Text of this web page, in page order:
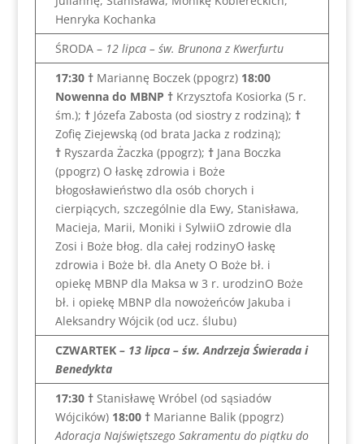
Henryka Kochanka
ŚRODA –12 lipca – św. Brunona z Kwerfurtu
17:30 † Mariannę Boczek (ppogrz) 18:00
Nowenna do MBNP † Krzysztofa Kosiorka (5 r.
śm.); † Józefa Zabosta (od siostry z rodziną); †
Zofię Ziejewską (od brata Jacka z rodziną);
† Ryszarda Żaczka (ppogrz); † Jana Boczka
(ppogrz) O łaskę zdrowia i Boże
błogosławieństwo dla osób chorych i
cierpiących, szczególnie dla Ewy, Stanisława,
Macieja, Marii, Moniki i SylwiiO zdrowie dla
Zosi i Boże błog. dla całej rodzinyO łaskę
zdrowia i Boże bł. dla Anety O Boże bł. i
opiekę MBNP dla Maksa w 3 r. urodzinO Boże
bł. i opiekę MBNP dla nowożeńców Jakuba i
Aleksandry Wójcik (od ucz. ślubu)
CZWARTEK – 13 lipca – św. Andrzeja Świerada i
Benedykta
17:30 † Stanisławę Wróbel (od sąsiadów
Wójcików) 18:00 † Marianne Balik (ppogrz)
Adoracja Najświętszego Sakramentu do piątku do